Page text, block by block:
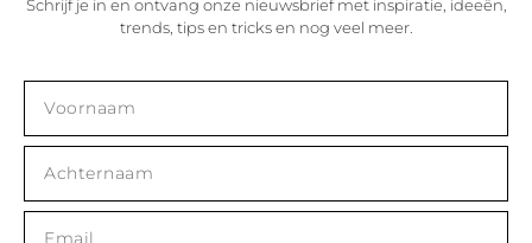
Schrijf je in en ontvang onze nieuwsbrief met inspiratie, ideeën,
trends, tips en tricks en nog veel meer.